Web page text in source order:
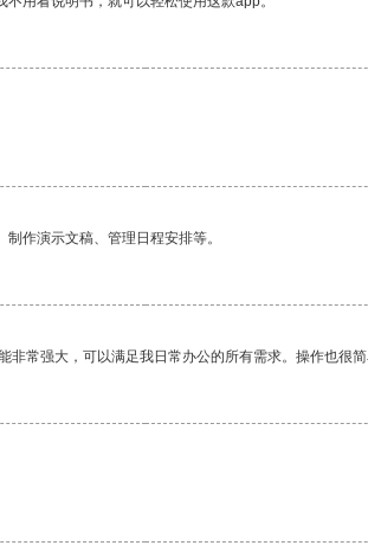
作演示文稿、管理日程安排等。
常强大，可以满足我日常办公的所有需求。操作也很简